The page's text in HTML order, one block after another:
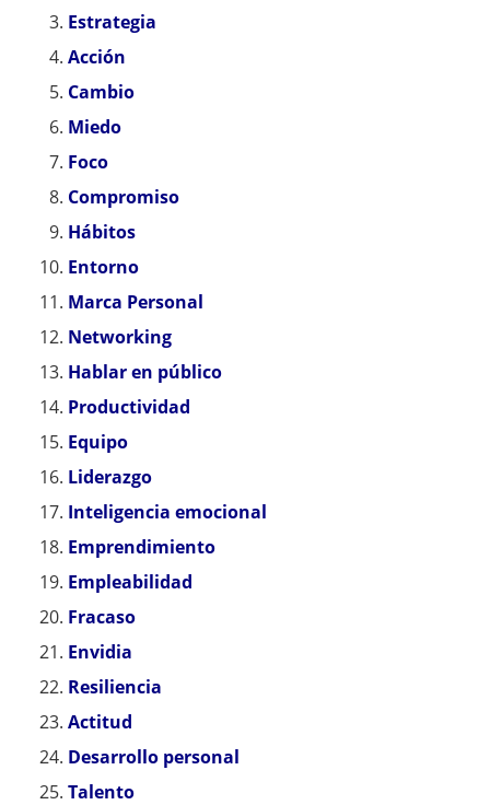
Estrategia
Acción
Cambio
Miedo
Foco
Compromiso
Hábitos
Entorno
Marca Personal
Networking
Hablar en público
Productividad
Equipo
Liderazgo
Inteligencia emocional
Emprendimiento
Empleabilidad
Fracaso
Envidia
Resiliencia
Actitud
Desarrollo personal
Talento